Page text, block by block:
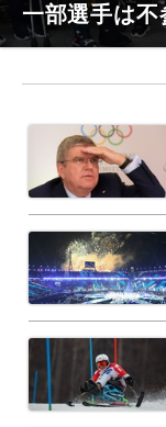
一部選手は不